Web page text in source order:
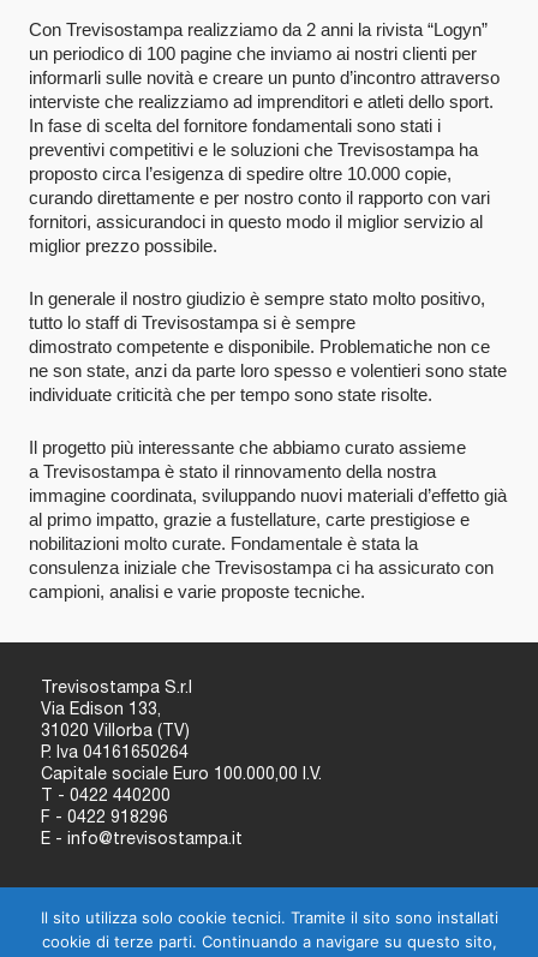
Con Trevisostampa realizziamo da 2 anni la rivista “Logyn”
un periodico di 100 pagine che inviamo ai nostri clienti per
informarli sulle novità e creare un punto d’incontro attraverso
interviste che realizziamo ad imprenditori e atleti dello sport.
In fase di scelta del fornitore fondamentali sono stati i
preventivi competitivi e le soluzioni che Trevisostampa ha
proposto circa l’esigenza di spedire oltre 10.000 copie,
curando direttamente e per nostro conto il rapporto con vari
fornitori, assicurandoci in questo modo il miglior servizio al
miglior prezzo possibile.
In generale il nostro giudizio è sempre stato molto positivo,
tutto lo staff di Trevisostampa si è sempre
dimostrato competente e disponibile. Problematiche non ce
ne son state, anzi da parte loro spesso e volentieri sono state
individuate criticità che per tempo sono state risolte.
Il progetto più interessante che abbiamo curato assieme
a Trevisostampa è stato il rinnovamento della nostra
immagine coordinata, sviluppando nuovi materiali d’effetto già
al primo impatto, grazie a fustellature, carte prestigiose e
nobilitazioni molto curate. Fondamentale è stata la
consulenza iniziale che Trevisostampa ci ha assicurato con
campioni, analisi e varie proposte tecniche.
Trevisostampa S.r.l
Via Edison 133,
31020 Villorba (TV)
P. Iva 04161650264
Capitale sociale Euro 100.000,00 I.V.
T - 0422 440200
F - 0422 918296
E - info@trevisostampa.it
HOME
AZIENDA
PUNTI DI VISTA
AMBIENTE
Il sito utilizza solo cookie tecnici. Tramite il sito sono installati
cookie di terze parti. Continuando a navigare su questo sito,